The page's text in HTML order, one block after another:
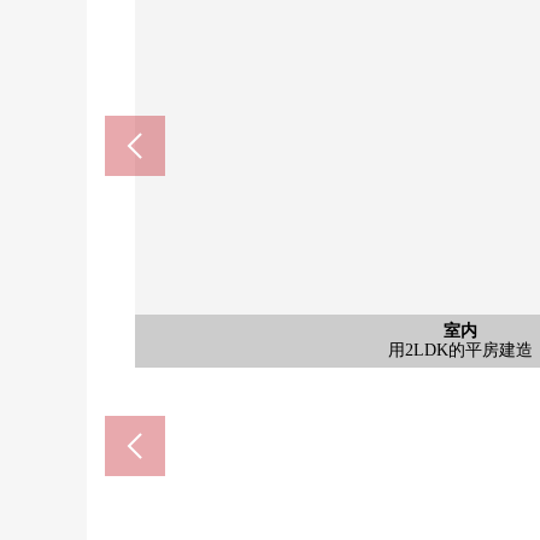
室内
用2LDK的平房建造
客厅
客厅
客厅
客厅
厨房
厨房
厨房
厨房
洗脸
盥洗台
洗脸
盥洗台
公共汽车
整体卫浴
厕所
厕所
室内
约10张塌塌米西式房间
室内
约14张塌塌米西式房间
其他当地
木露台
其他当地
木露台
收纳
走入式鞋柜
门口
外观
外观
停车场
Coop学园前(约610m)
步行8分钟。
全家便利店奈良鹤舞东町商店(
步行10分钟。
奈良市立东登美丘小学(约
步行16分钟。
奈良市立登美ka山冈中学(约
步行16分钟。
奈良登美丘邮局(约
步行6分钟。
奈良市立西部图书馆(约
步行12分钟。
大郑公园(东地区)(约
步行3分钟。